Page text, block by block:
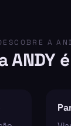
A
ANDY